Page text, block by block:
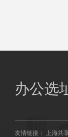
办公选
友情链接： 上海共